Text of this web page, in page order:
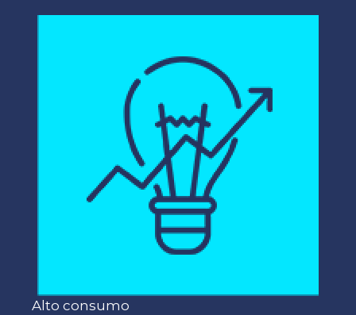
Alto consumo